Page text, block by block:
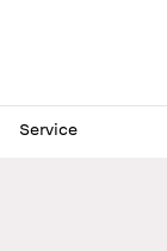
Service